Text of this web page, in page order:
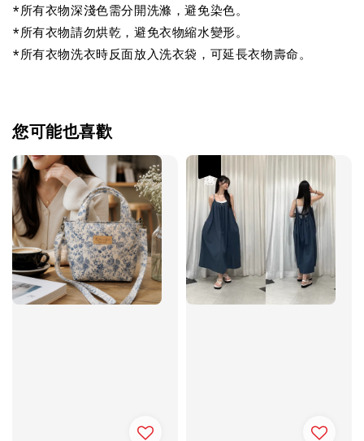
*所有衣物深淺色需分開洗滌，避免染色。
*所有衣物請勿烘乾，避免衣物縮水變形。
*所有衣物洗衣時反面放入洗衣袋，可延長衣物壽命。
您可能也喜歡